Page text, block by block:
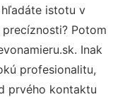
hľadáte istotu v
Potom
Inak
profesionalitu,
prvého kontaktu